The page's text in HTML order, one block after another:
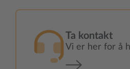
Ta kontakt
Vi er her for å